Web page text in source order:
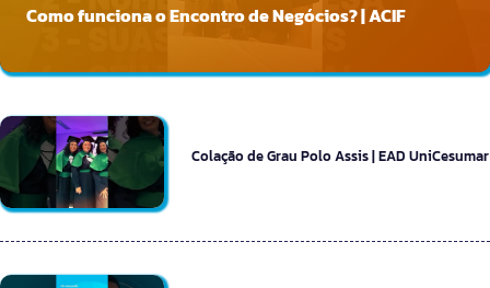
Como funciona o Encontro de Negócios? | ACIF
Colação de Grau Polo Assis | EAD UniCesumar